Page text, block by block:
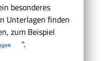
besonderes
Unterlagen finden
zum Beispiel
".